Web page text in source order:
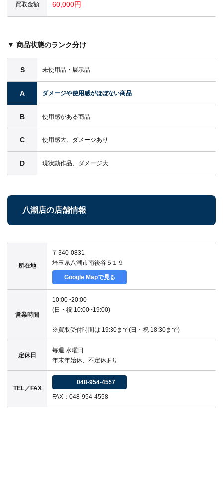
買取金額 60,000円
▼ 商品状態のランク分け
S 未使用品・展示品
A ダメージや使用感がほぼない商品
B 使用感がある商品
C 使用感大、ダメージあり
D 現状動作品、ダメージ大
八潮店の店舗情報
所在地
〒340-0831
埼玉県八潮市南後谷５１９
Google Mapで見る
営業時間
10:00~20:00
(日・祝 10:00~19:00)
※買取受付時間は 19:30まで(日・祝 18:30まで)
定休日
毎週 水曜日
年末年始休、不定休あり
TEL／FAX
048-954-4557
FAX：048-954-4558